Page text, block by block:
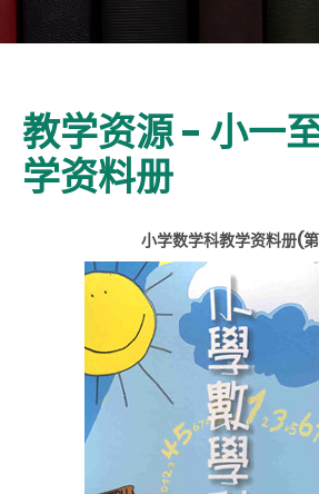
教学资源 - 小一
学资料册
小学数学科教学资料册(